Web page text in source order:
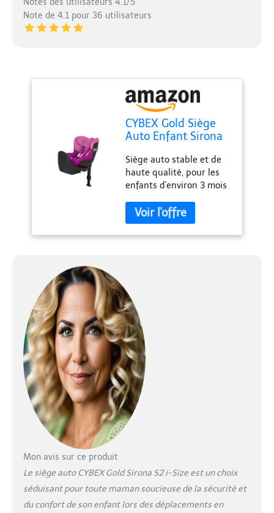
Notes des utilisateurs 4.1/5
Note de 4.1 pour 36 utilisateurs
CYBEX Gold Siège
Auto Enfant Sirona
à 4 ans environ,
Max. 18 kg,
Compatible avec
SensorSafe,
Magnolia Pink
Siège auto stable et de
haute qualité, pour les
enfants d'environ 3 mois
105 cm (A partir de 45
cm avec réducteur pour
nouveau-né) Sécurité
intégrée (Système L.S.P),
Coque à absorption
d’énergie, Technologie de
réduction d’énergie pour
une protection optimisée
du cou de l’enfant,
Norme de sécurité UN
R129/03 Installation et
sortie facilitées grâce au
système de rotation 360°
intelligent, Appuie-tête
avec une main, support
de sécurité. Installation
facile en un clic avec
Mon avis sur ce produit
Le siège auto CYBEX Gold Sirona S2 i-Size est un choix
séduisant pour toute maman soucieuse de la sécurité et
du confort de son enfant lors des déplacements en